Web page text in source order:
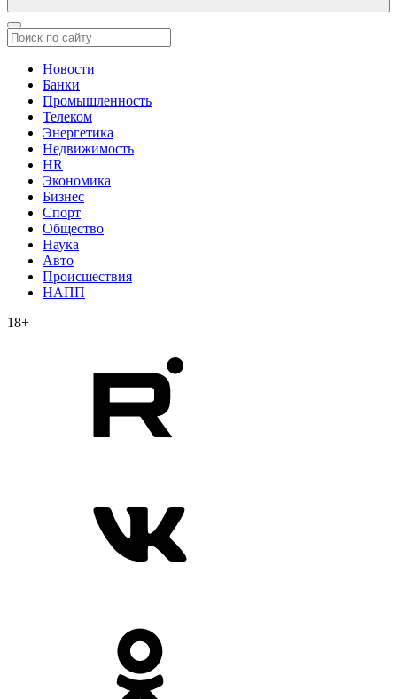
Новости
Банки
Промышленность
Телеком
Энергетика
Недвижимость
HR
Экономика
Бизнес
Спорт
Общество
Наука
Авто
Происшествия
НАПП
18+